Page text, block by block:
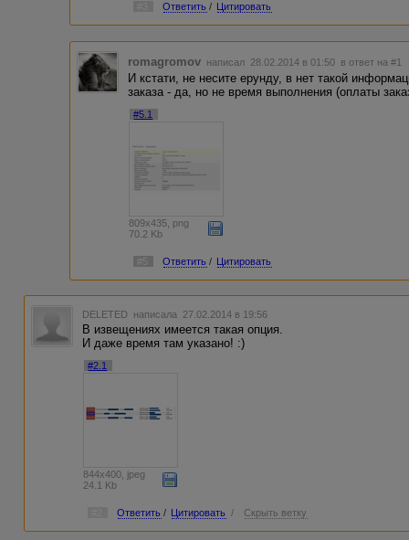
Ответить / Цитировать
romagromov написал 28.02.2014 в 01:50 в ответ на #1
И кстати, не несите ерунду, в нет такой
заказа - да, но не время выполнения (оплаты
#5.1
809x435, png
70.2 Kb
#5 Ответить / Цитировать
DELETED написала 27.02.2014 в 19:56
В извещениях имеется такая опция.
И даже время там указано! :)
#2.1
844x400, jpeg
24.1 Kb
Ответить / Цитировать / Скрыть ветку